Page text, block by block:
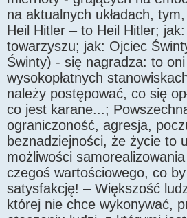
na aktualnych układach,
Heil Hitler – to Heil Hitler;
towarzyszu; jak: Ojciec
Świnty) - się nagradza: to oni
wysokopłatnych
należy postępować, co się
co jest karane...;
ograniczoność, agresja,
beznadziejności, że życie to
możliwości
czegoś wartościowego, co by
satysfakcję! – Większość
której nie chce wykonywać,